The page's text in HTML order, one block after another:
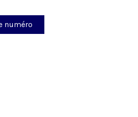
numéro